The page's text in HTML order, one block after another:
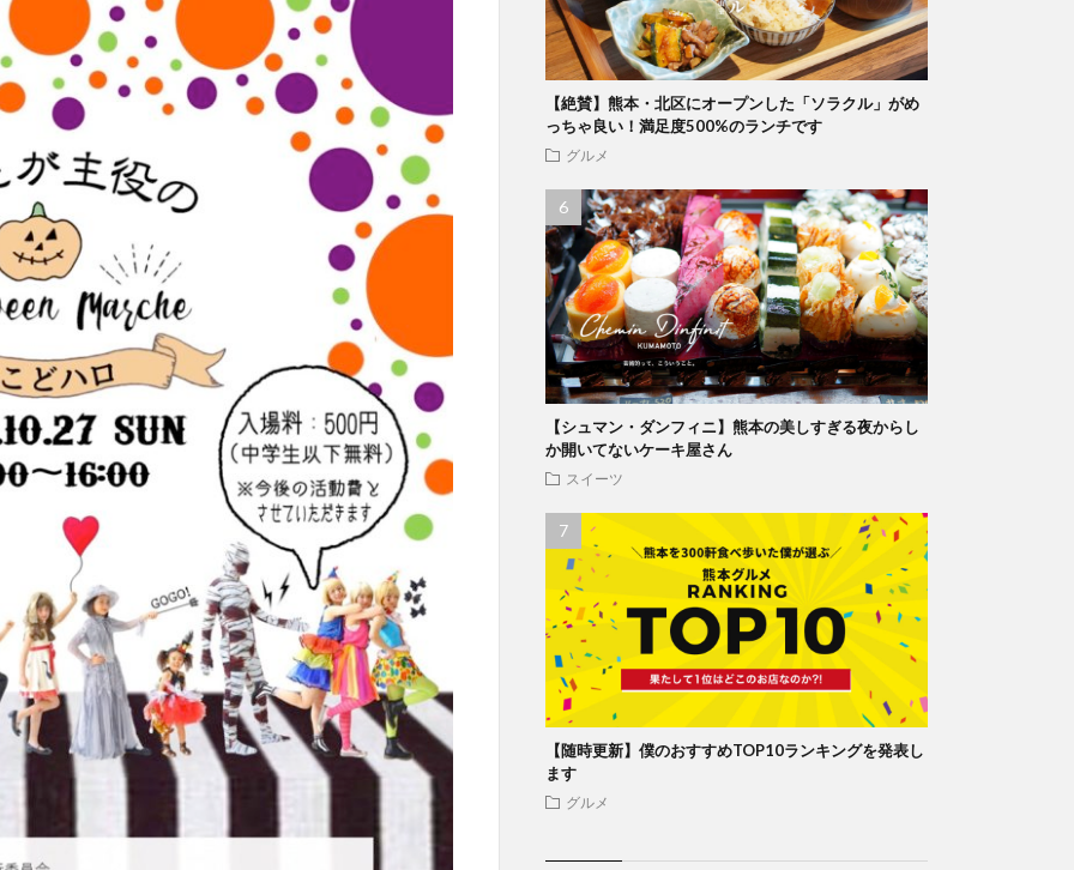
【絶賛】熊本・北区にオープンした「ソラクル」がめ
っちゃ良い！満足度500%のランチです
グルメ
【シュマン・ダンフィニ】熊本の美しすぎる夜からし
か開いてないケーキ屋さん
スイーツ
【随時更新】僕のおすすめTOP10ランキングを発表し
ます
グルメ